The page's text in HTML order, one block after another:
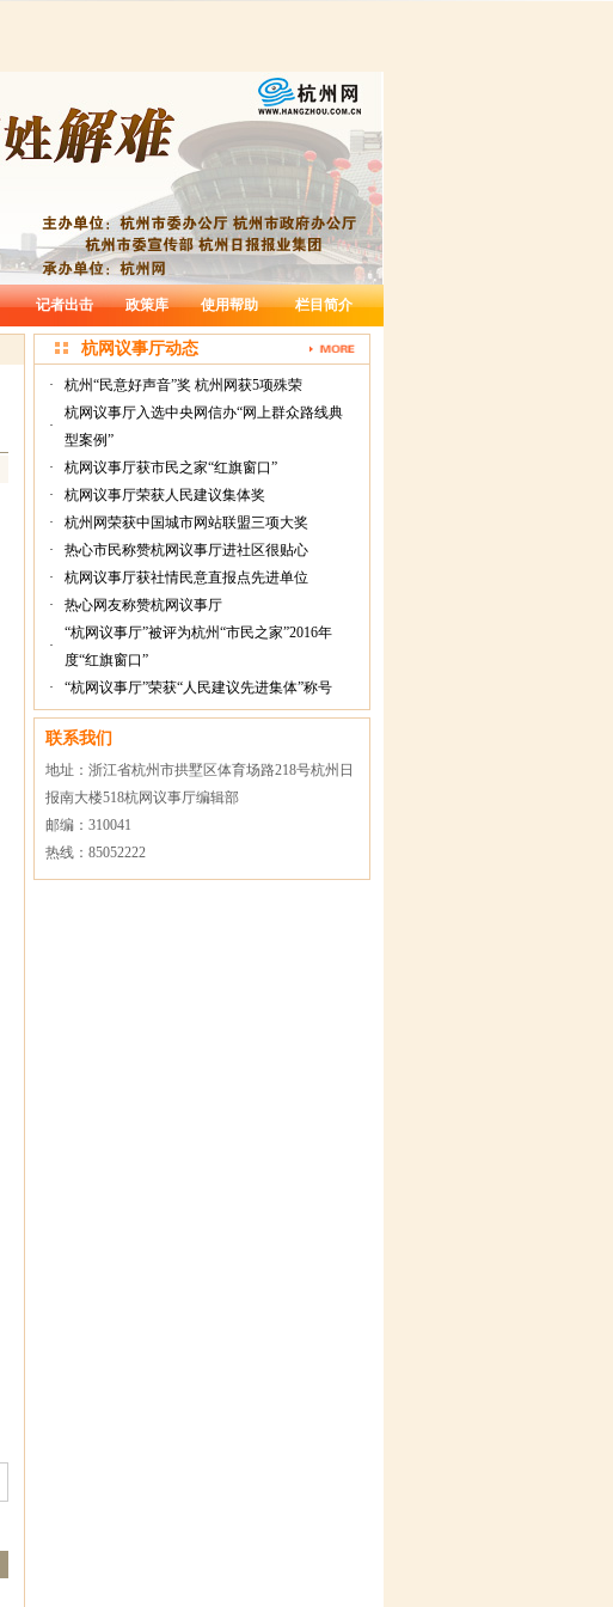
记者出击 政策库 使用帮助 栏目简介
杭网议事厅动态
· 杭州“民意好声音”奖 杭州网获5项殊荣
·
杭网议事厅入选中央网信办“网上群众路线典
型案例”
·
杭网议事厅获市民之家“红旗窗口”
·
杭网议事厅荣获人民建议集体奖
·
杭州网荣获中国城市网站联盟三项大奖
·
热心市民称赞杭网议事厅进社区很贴心
·
杭网议事厅获社情民意直报点先进单位
·
热心网友称赞杭网议事厅
·
“杭网议事厅”被评为杭州“市民之家”2016年
度“红旗窗口”
·
“杭网议事厅”荣获“人民建议先进集体”称号
联系我们
地址：浙江省杭州市拱墅区体育场路218号杭州日
报南大楼518杭网议事厅编辑部
邮编：310041
热线：85052222